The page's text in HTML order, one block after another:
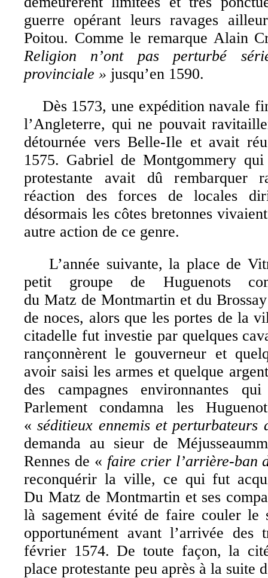
guerre opérant leurs ravages
Poitou. Comme le remarque Alain
Religion n’ont pas perturbé
provinciale » jusqu’en 1590.
Dès 1573, une expédition navale
l’Angleterre, qui ne pouvait
détournée vers Belle-Ile et avait
1575. Gabriel de Montgommery
protestante avait dû rembarquer
réaction des forces de locales
désormais les côtes bretonnes
autre action de ce genre.
L’année suivante, la place de
petit groupe de Huguenots
du Matz de Montmartin et du
de noces, alors que les portes de la
citadelle fut investie par quelques
rançonnèrent le gouverneur et
avoir saisi les armes et quelque
des campagnes environnantes qui
Parlement condamna les
«séditieux ennemis et perturbateurs
demanda au sieur de
Rennes de « faire crier l’arrière-ban
reconquérir la ville, ce qui fut
Du Matz de Montmartin et ses
là sagement évité de faire couler le
opportunément avant l’arrivée des
février 1574. De toute façon, la
place protestante peu après à la suite